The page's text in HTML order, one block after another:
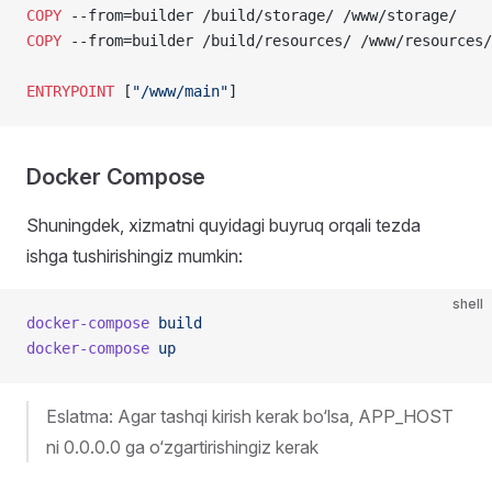
COPY --from=builder /build/storage/ /www/storage/
COPY --from=builder /build/resources/ /www/resources/
ENTRYPOINT [ "/www/main"]
Docker Compose
Shuningdek, xizmatni quyidagi buyruq orqali tezda
ishga tushirishingiz mumkin:
shell
docker-compose build
docker-compose up
Eslatma: Agar tashqi kirish kerak bo‘lsa, APP_HOST
ni 0.0.0.0 ga o‘zgartirishingiz kerak